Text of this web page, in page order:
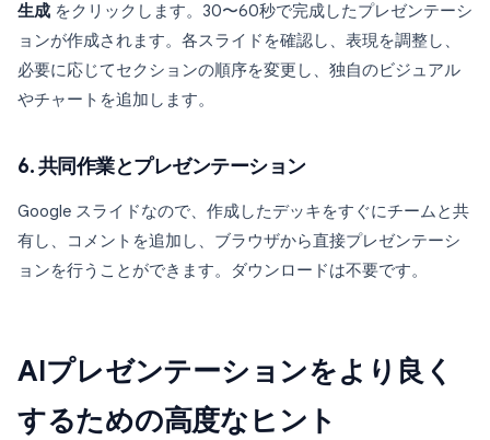
生成 をクリックします。30〜60秒で完成したプレゼンテーシ
ョンが作成されます。各スライドを確認し、表現を調整し、
必要に応じてセクションの順序を変更し、独自のビジュアル
やチャートを追加します。
6. 共同作業とプレゼンテーション
Google スライドなので、作成したデッキをすぐにチームと共
有し、コメントを追加し、ブラウザから直接プレゼンテーシ
ョンを行うことができます。ダウンロードは不要です。
AIプレゼンテーションをより良く
するための高度なヒント